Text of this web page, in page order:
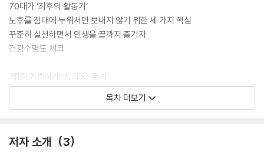
70대가 ‘최후의 활동기’
노후를 침대에 누워서만 보내지 않기 위한 세 가지 핵심
꾸준히 실천하면서 인생을 끝까지 즐기자
건강수명도 체크
제1장 가뿐하게 ‘서기’와 ‘걷기’
경쾌하게 살기 위해 ‘똑바로 서자!’
목차 더보기
저자 소개 3